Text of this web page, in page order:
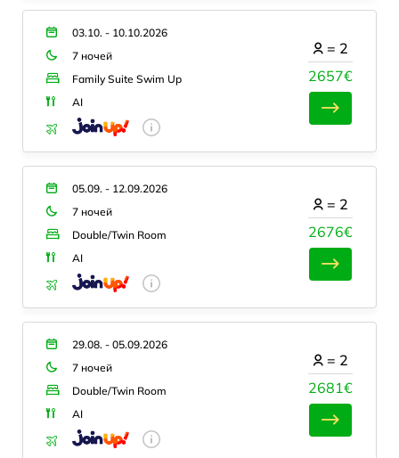
03.10. - 10.10.2026
7 ночей
Family Suite Swim Up
AI
2657€
= 2
05.09. - 12.09.2026
7 ночей
Double/Twin Room
AI
2676€
= 2
29.08. - 05.09.2026
7 ночей
Double/Twin Room
AI
2681€
= 2